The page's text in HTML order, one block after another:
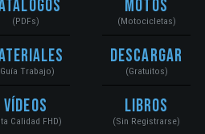
(PDFs)
Trabajo)
Vídeos
Calidad FHD)
Motos
(Motocicletas)
Descargar
(Gratuitos)
Libros
(Sin Registrarse)